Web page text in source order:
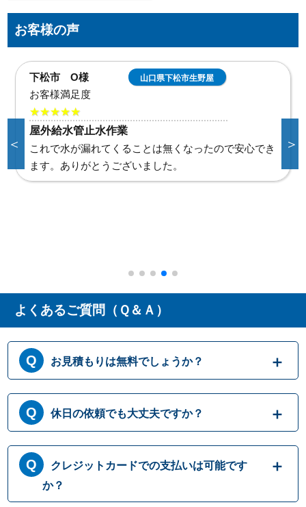
お客様の声
下松市 O様 山口県下松市生野屋
お客様満足度
★★★★★
屋外給水管止水作業
これで水が漏れてくることは無くなったので安心でき
ます。ありがとうございました。
＜ ＞
よくあるご質問（Ｑ＆Ａ）
お見積もりは無料でしょうか？
はい、まずは専門スタッフがお伺いし実際に
目で見て現場調査を行います。確認した内容
を元に、無料でお見積もりをご提示させてい
ただきます。もしお見積り内容がご希望に沿
わない場合も、キャンセル料等は一切発生い
たしません。お見積り内容にご納得・ご署名
いただかなければ作業を行うことはございま
休日の依頼でも大丈夫ですか？
365日営業しております。休日、祝日、年末年
始いつでも対応可能です。それにかかる追加
料金は発生しません。ご安心ください。
クレジットカードでの支払いは可能です
か？